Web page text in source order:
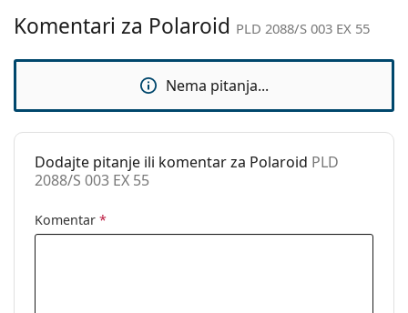
Upotreba:
Moda
Ne
Komentari za Polaroid PLD 2088/S 003 EX 55
Nema pitanja...
Dodajte pitanje ili komentar za Polaroid PLD
2088/S 003 EX 55
Komentar *